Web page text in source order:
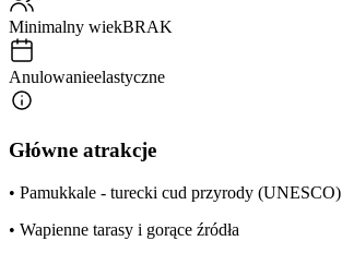
Minimalny wiekBRAK
Anulowanieelastyczne
Główne atrakcje
• Pamukkale - turecki cud przyrody (UNESCO)
• Wapienne tarasy i gorące źródła